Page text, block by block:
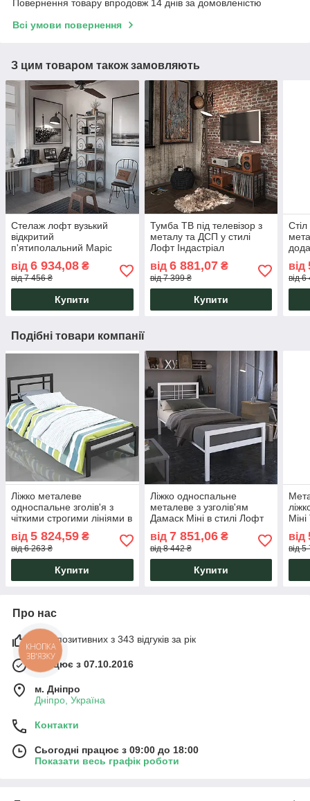
Повернення товару впродовж 14 днів за домовленістю
Всі умови повернення
З цим товаром також замовляють
Стелаж лофт вузький
відкритий
п'ятиполальний Маріс
від 6 934,08 ₴
від 7 456 ₴
Купити
Тумба ТВ під телевізор з
металу та ДСП у стилі
Лофт Індастріал
від 6 881,07₴
від 7 399 ₴
Купити
від
від
Подібні товари компанії
Ліжко металеве
односпальне зголів'я з
чіткими строгими лініями в
Тенеро
від 5 824,59 ₴
від 6 263 ₴
Купити
Ліжко односпальне
металеве з узголів'ям
Дамаск Міні в стилі Лофт
від 7 851,06₴
від 8 442 ₴
Купити
від
від
Про нас
98% позитивних з 343 відгуків за рік
Працює з 07.10.2016
м. Дніпро
Дніпро, Україна
Контакти
Сьогодні працює з 09:00 до 18:00
Показати весь графік роботи
КНОПКА
ЗВ'ЯЗКУ